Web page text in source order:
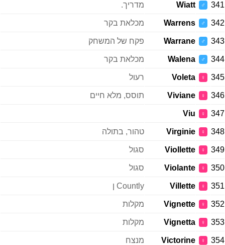
341
♂
Wiatt מדריך.
342
♂
Warrens מכלאת בקר
343
♂
Warrane פקח של המשחק
344
♂
Walena מכלאת בקר
345
♀
Voleta רעול
346
♀
Viviane תוסס, מלא חיים
347
♀
Viu
348
♀
Virginie טהור, בתולה
349
♀
Viollette סגול
350
♀
Violante סגול
351
♀
Villette Countly ן
352
♀
Vignette מקלות
353
♀
Vignetta מקלות
354
♀
Victorine מנצח